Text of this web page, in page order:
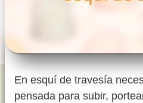
En esquí de travesía
pensada para subir,